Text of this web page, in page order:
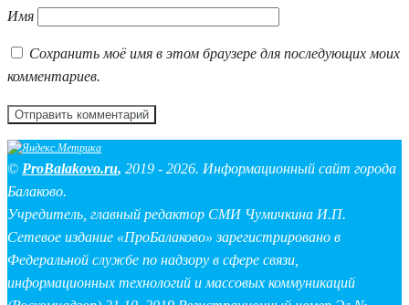
Имя
Сохранить моё имя в этом браузере для последующих моих
комментариев.
© ProBalakovo.ru, 2019 - 2026. Информационный сайт города
Балаково.
Учредитель, главный редактор СМИ Чумичкина И.П.
Сетевое издание «ПроБалаково» зарегистрировано в
Федеральной службе по надзору в сфере связи,
информационных технологий и массовых коммуникаций